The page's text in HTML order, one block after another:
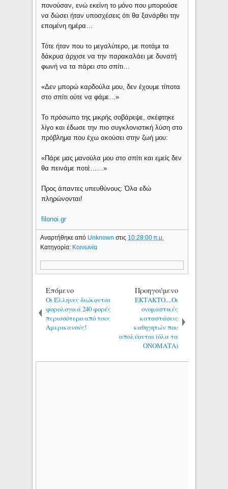
πονούσαν, ενώ εκείνη το μόνο που μπορούσε
να δώσει ήταν υποσχέσεις ότι θα ξανάρθει την
επομένη ημέρα…
Τότε ήταν που το μεγαλύτερο, με ποτάμι τα
δάκρυα άρχισε να την παρακαλάει με δυνατή
φωνή να τα πάρει στο σπίτι…
«Δεν μπορώ καρδούλα μου, δεν έχουμε τίποτα
στο σπίτι ούτε να φάμε…»
Το πρόσωπο της μικρής σοβάρεψε, σκέφτηκε
λίγο και έδωσε την πιο συγκλονιστική λύση στο
πρόβλημα που έχω ακούσει στην ζωή μου:
«Πάρε μας μανούλα μου στο σπίτι και εμείς δεν
θα πεινάμε ποτέ……»
Προς άπαντες υπευθύνους: Όλα εδώ
πληρώνονται!
filonoi.gr
Αναρτήθηκε από Unknownστις 10:28:00 π.μ.
Κατηγορία: Κοινωνία
Επόμενο
Οι Έλληνες διώκονται
φορολογικά 240 φορές
περισσότερο από τους
Αμερικανούς!
Προηγούμενο
ΕΚΤΑΚΤΟ....Οι
ονομαστικές
καταστάσεις
καθηγητών που
απολύονται (όλα τα
ΟΝΟΜΑΤΑ)